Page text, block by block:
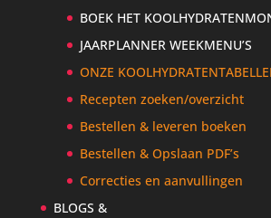
BOEK HET
JAARPLANNER WEEKMENU’S
ONZE
Recepten zoeken/overzicht
Bestellen & leveren boeken
Bestellen & Opslaan PDF’s
Correcties en aanvullingen
BLOGS &